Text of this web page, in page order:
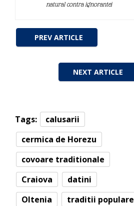
natural contra ignorantei
PREV ARTICLE
NEXT ARTICLE
Tags:
calusarii
cermica de Horezu
covoare traditionale
Craiova
datini
Oltenia
traditii populare